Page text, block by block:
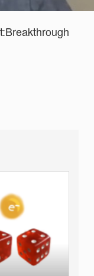
Breakthrough